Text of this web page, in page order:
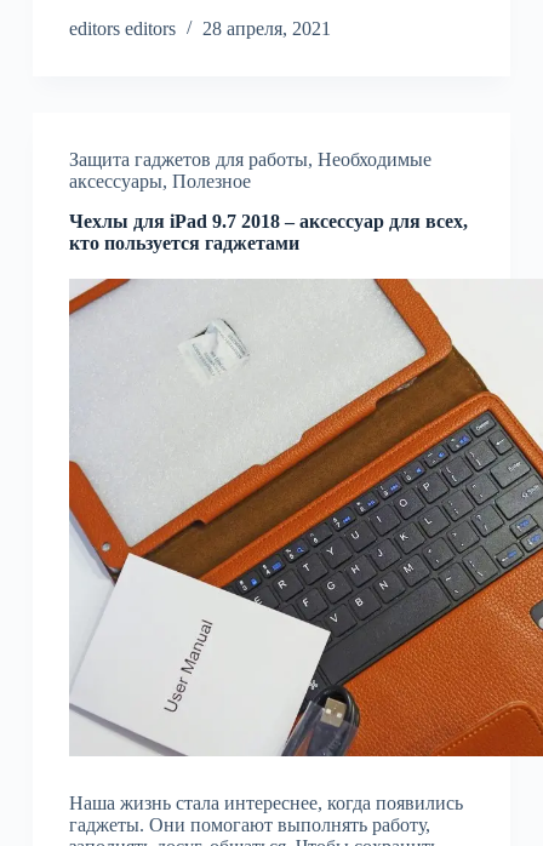
editors editors 28 апреля, 2021
Защита гаджетов для работы, Необходимые
аксессуары, Полезное
Чехлы для iPad 9.7 2018 – аксессуар для всех,
кто пользуется гаджетами
Наша жизнь стала интереснее, когда появились
гаджеты. Они помогают выполнять работу,